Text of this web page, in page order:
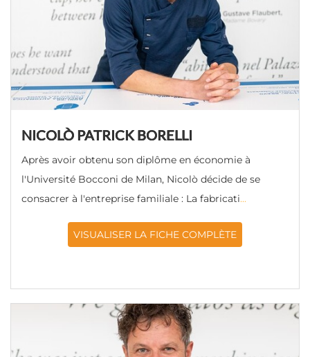
NICOLÒ PATRICK BORELLI
Après avoir obtenu son diplôme en économie à
l'Université Bocconi de Milan, Nicolò décide de se
consacrer à l'entreprise familiale : La fabricati...
VISUALISER LA FICHE COMPLÈTE